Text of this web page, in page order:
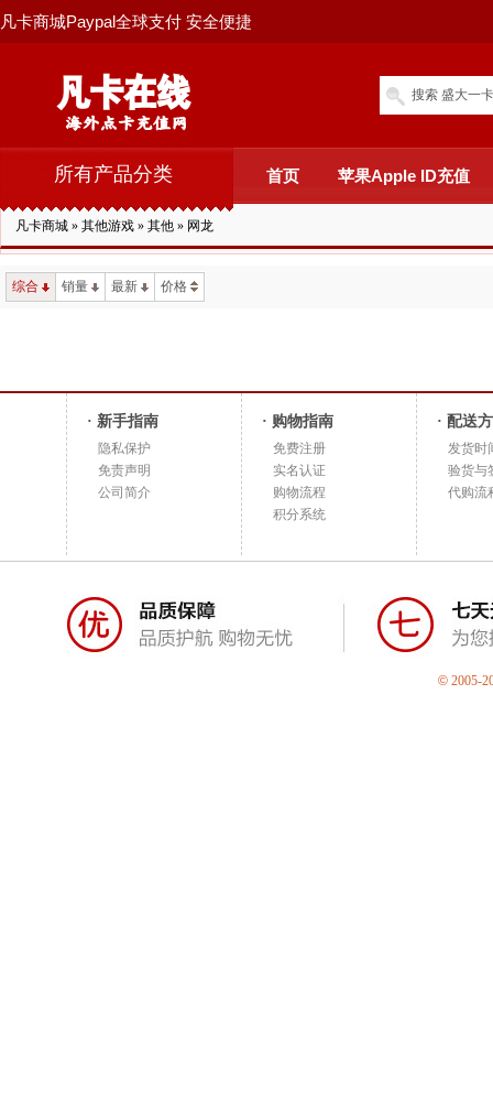
凡卡商城Paypal全球支付 安全便捷
搜索 盛大一
所有产品分类 首页 苹果Apple ID充值
凡卡商城 » 其他游戏 » 其他 » 网龙
综合 销量 最新 价格
· 新手指南
隐私保护
免责声明
公司简介
· 购物指南
免费注册
实名认证
购物流程
积分系统
· 配送
发货时
验货与
代购流
© 2005-